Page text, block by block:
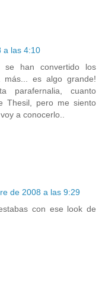
a las 4:10
han convertido los
más... es algo grande!
parafernalia, cuanto
Thesil, pero me siento
a conocerlo..
de 2008 a las 9:29
con ese look de